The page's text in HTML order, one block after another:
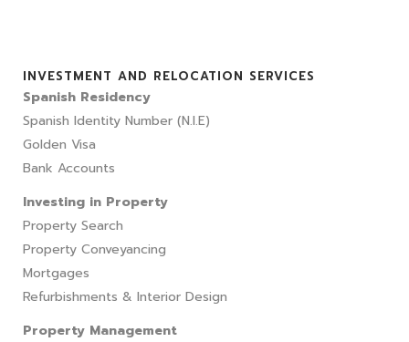
INVESTMENT AND RELOCATION SERVICES
Spanish Residency
Spanish Identity Number (N.I.E)
Golden Visa
Bank Accounts
Investing in Property
Property Search
Property Conveyancing
Mortgages
Refurbishments & Interior Design
Property Management